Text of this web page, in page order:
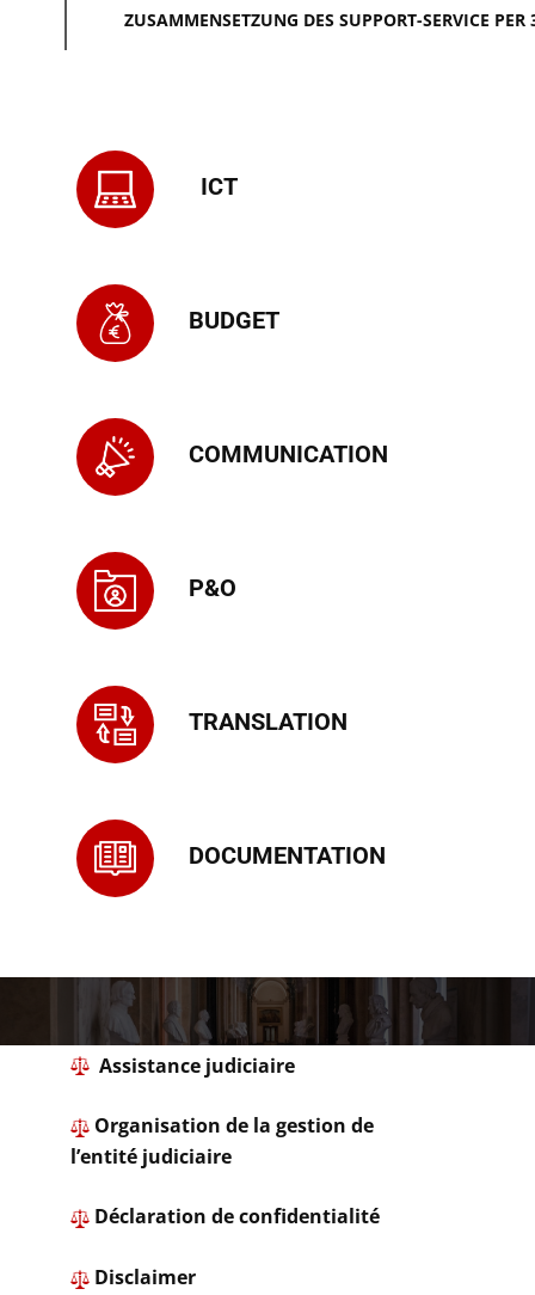
ZUSAMMENSETZUNG DES SUPPORT-SERVICE
ICT
BUDGET
COMMUNICATION
P&O
TRANSLATION
DOCUMENTATION
​ Assistance judiciaire
Organisation de la gestion de
l’entité judiciaire
​ ​Déclaration de confidentialité
Disclaimer